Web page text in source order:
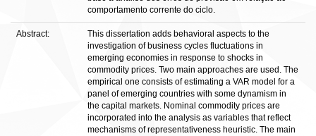
comportamento corrente do ciclo.
Abstract:
This dissertation adds behavioral aspects to the
investigation of business cycles fluctuations in
emerging economies in response to shocks in
commodity prices. Two main approaches are used. The
empirical one consists of estimating a VAR model for a
panel of emerging countries with some dynamism in
the capital markets. Nominal commodity prices are
incorporated into the analysis as variables that reflect
mechanisms of representativeness heuristic. The main